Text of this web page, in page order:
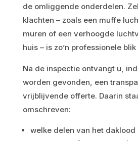
de omliggende onderdelen.
klachten – zoals een muffe
muren of een verhoogde
huis – is zo’n professionele
Na de inspectie ontvangt u,
worden gevonden, een
vrijblijvende offerte. Daarin
omschreven:
welke delen van het daklood